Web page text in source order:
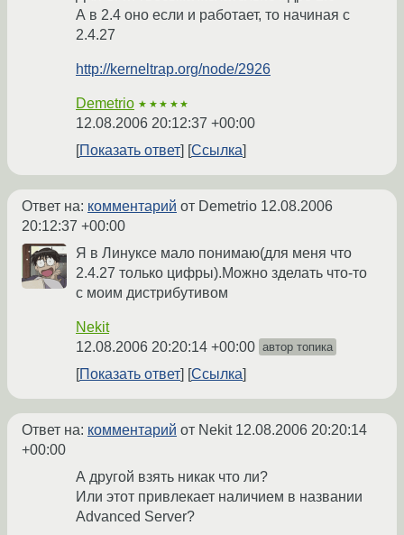
А в 2.4 оно если и работает, то начиная с
2.4.27
http://kerneltrap.org/node/2926
Demetrio ★★★★★
12.08.2006 20:12:37 +00:00
Показать ответ
Ссылка
Ответ на: комментарий от Demetrio 12.08.2006
20:12:37 +00:00
Я в Линуксе мало понимаю(для меня что
2.4.27 только цифры).Можно зделать что-то
с моим дистрибутивом
Nekit
12.08.2006 20:20:14 +00:00 автор топика
Показать ответ Ссылка
Ответ на: комментарий от Nekit 12.08.2006 20:20:14
+00:00
А другой взять никак что ли?
Или этот привлекает наличием в названии
Advanced Server?